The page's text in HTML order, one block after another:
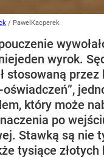
/ PawelKacperek
wyrok.
stosowaną przez
oświadczeń”,
który może
po
Stawką są nie
tysiące złotych